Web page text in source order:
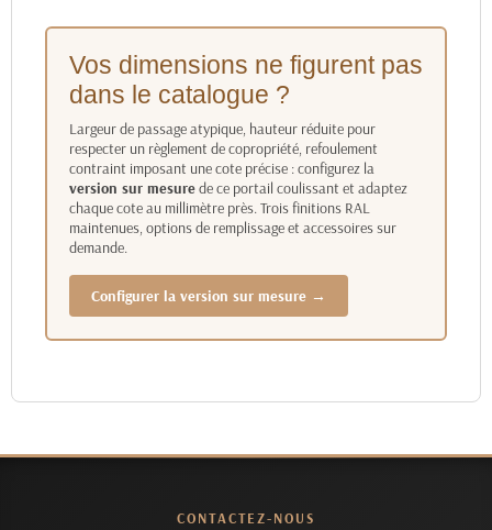
Vos dimensions ne figurent pas
dans le catalogue ?
Largeur de passage atypique, hauteur réduite pour
respecter un règlement de copropriété, refoulement
contraint imposant une cote précise : configurez la
version sur mesurede ce portail coulissant et adaptez
chaque cote au millimètre près. Trois finitions RAL
maintenues, options de remplissage et accessoires sur
demande.
Configurer la version sur mesure →
CONTACTEZ-NOUS